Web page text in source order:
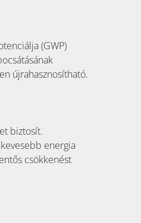
(GWP)
újrahasznosítható.
biztosít.
energia
csökkenést